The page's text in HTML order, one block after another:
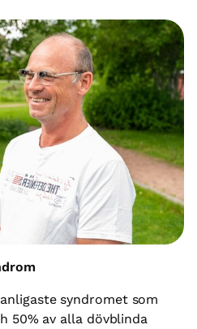
syndromet som
50% av alla dövblinda